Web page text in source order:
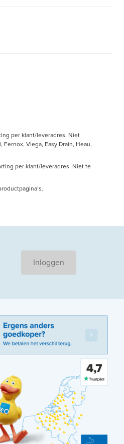
per klant/leveradres. Niet
Viega, Easy Drain, Heau,
per klant/leveradres. Niet te
Inloggen